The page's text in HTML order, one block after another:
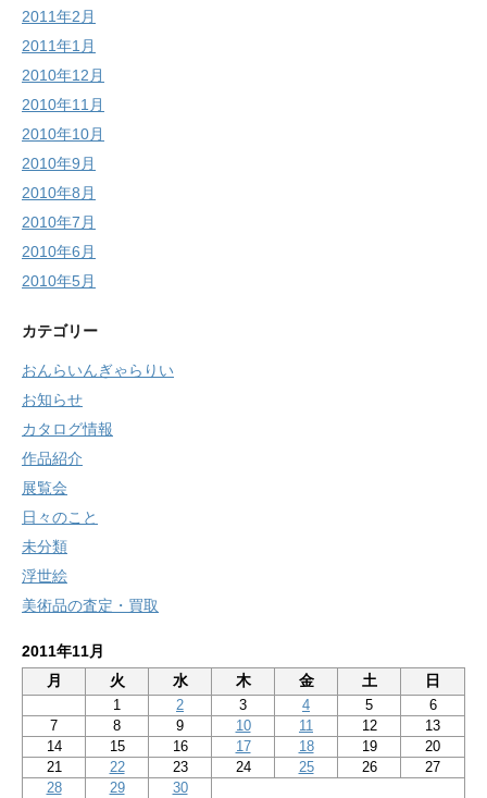
2011年2月
2011年1月
2010年12月
2010年11月
2010年10月
2010年9月
2010年8月
2010年7月
2010年6月
2010年5月
カテゴリー
おんらいんぎゃらりい
お知らせ
カタログ情報
作品紹介
展覧会
日々のこと
未分類
浮世絵
美術品の査定・買取
2011年11月
月
火 水 木 金 土 日
1 2 3 4 5
6
7
8 9 10 11 12
13
14
15 16 17 18 19
20
21
22 23 24 25 26
27
28
29 30